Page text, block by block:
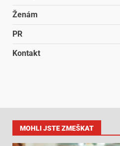
Ženám
PR
Kontakt
MOHLI JSTE ZMEŠKAT